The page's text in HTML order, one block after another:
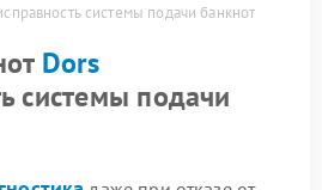
системы подачи банкнот
Dors
системы подачи